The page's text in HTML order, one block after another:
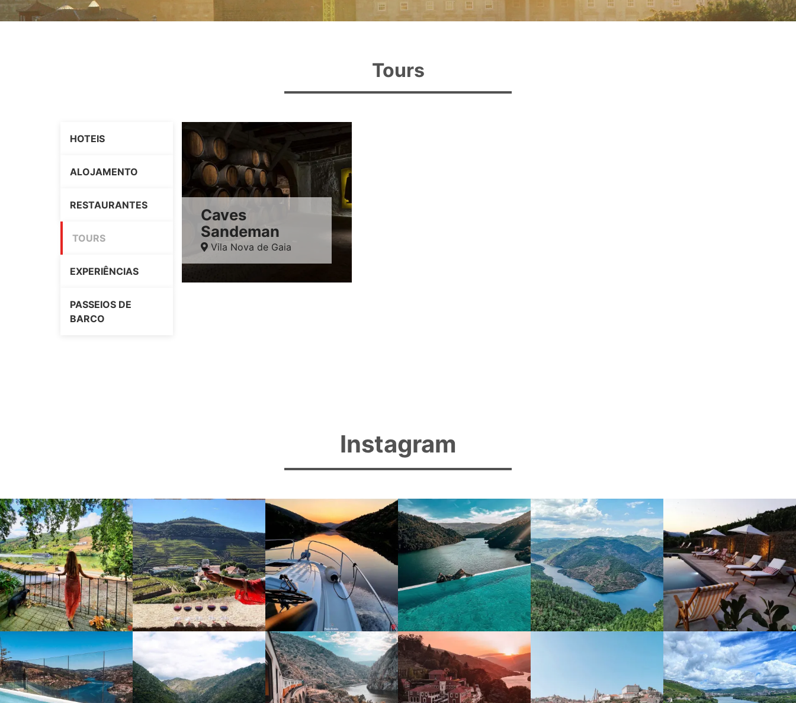
Tours
HOTEIS
ALOJAMENTO
RESTAURANTES
TOURS
EXPERIÊNCIAS
PASSEIOS DE
BARCO
Caves
Sandeman
Vila Nova de Gaia
Instagram